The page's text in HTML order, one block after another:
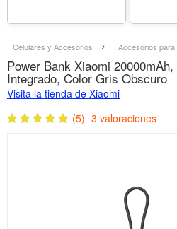
Celulares y Accesorios Accesorios para
Power Bank Xiaomi
Integrado, Color Gris Obscuro
Visita la tienda de Xiaomi
(5) 3 valoraciones